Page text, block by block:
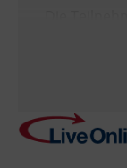
wird,
Einsatz in
der